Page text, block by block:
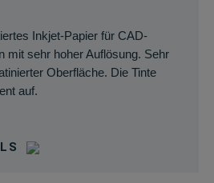
Inkjet-Papier für CAD-
mit sehr hoher Auflösung. Sehr
Oberfläche. Die Tinte
auf.